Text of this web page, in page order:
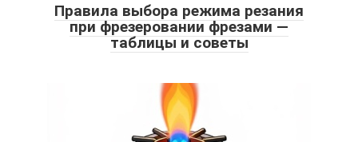
Правила выбора режима резания
при фрезеровании фрезами —
таблицы и советы